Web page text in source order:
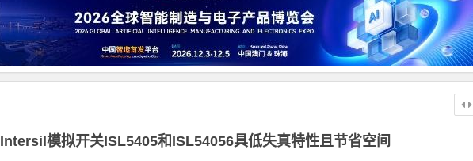
Intersil模拟开关ISL5405和ISL54056具低失真特性且节省空间